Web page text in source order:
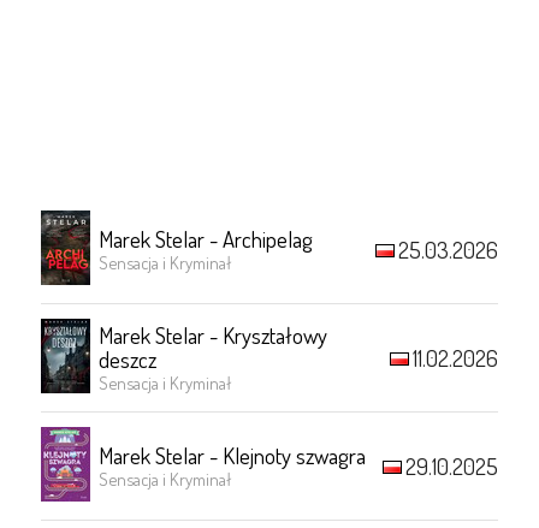
Marek Stelar - Archipelag
Sensacja i Kryminał 25.03.2026
Marek Stelar - Kryształowy
deszcz
Sensacja i Kryminał
11.02.2026
Marek Stelar - Klejnoty szwagra
Sensacja i Kryminał 29.10.2025